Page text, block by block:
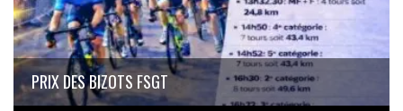
PRIX DES BIZOTS FSGT